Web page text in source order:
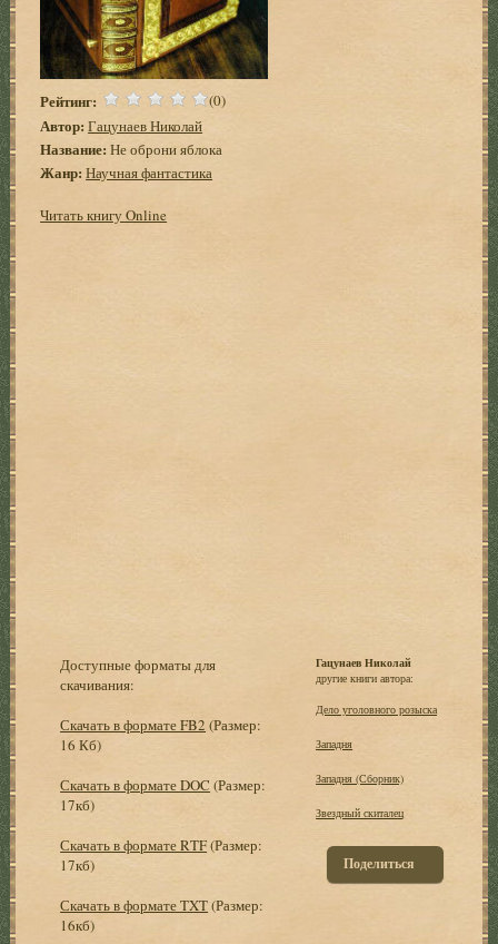
Рейтинг: (0)
Автор: Гацунаев Николай
Название: Не оброни яблока
Жанр: Научная фантастика
Читать книгу Online
Доступные форматы для
скачивания:
Скачать в формате FB2 (Размер:
16 Кб)
Скачать в формате DOC (Размер:
17кб)
Скачать в формате RTF(Размер:
17кб)
Скачать в формате TXT(Размер:
16кб)
Гацунаев Николай
другие книги автора:
Дело уголовного розыска
Западня
Западня (Сборник)
Звездный скиталец
Поделиться